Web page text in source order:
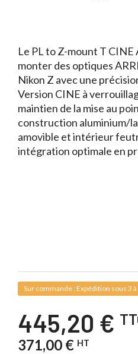
Le PL to Z-mount T
monter des optiques
Nikon Z avec une
Version CINE à
maintien de la mise au
construction aluminium/
amovible et intérieur
intégration optimale en
Sur commande : Expédition sous 3
445,20 €
371,00 € HT